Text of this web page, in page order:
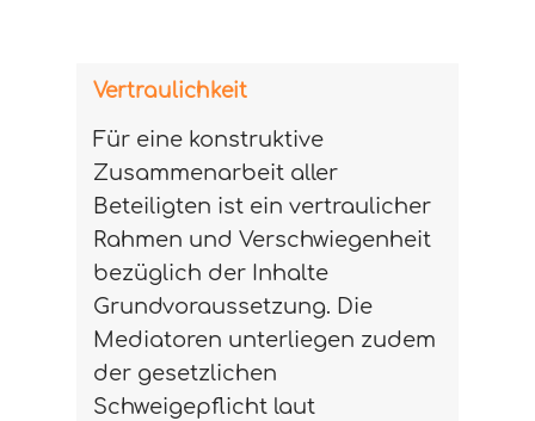
Vertraulichkeit
Für eine konstruktive
Zusammenarbeit aller
Beteiligten ist ein vertraulicher
Rahmen und Verschwiegenheit
bezüglich der Inhalte
Grundvoraussetzung. Die
Mediatoren unterliegen zudem
der gesetzlichen
Schweigepflicht laut